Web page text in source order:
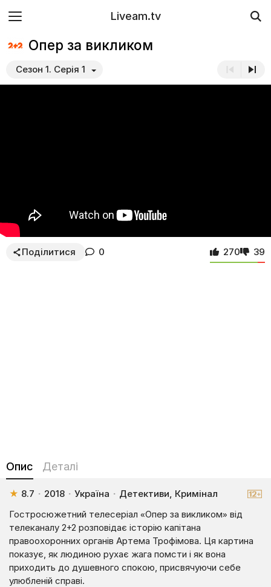
Liveam.tv
Опер за викликом
Сезон 1. Серія 1
Поділитися 0 270 39
Опис Деталі
★ 8.7 · 2018 · Україна · Детективи, Кримінал
Гостросюжетний телесеріал «Опер за викликом» від
телеканалу 2+2 розповідає історію капітана
правоохоронних органів Артема Трофімова. Ця картина
показує, як людиною рухає жага помсти і як вона
приходить до душевного спокою, присвячуючи себе
улюбленій справі.